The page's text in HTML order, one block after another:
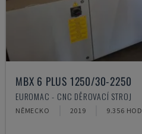
MBX 6 PLUS 1250/30-2250
EUROMAC - CNC DĚROVACÍ STROJ
NĚMECKO 2019 9.356 HOD